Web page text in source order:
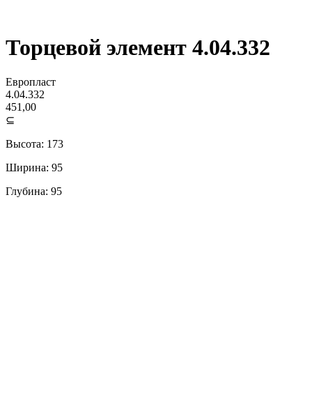
Торцевой элемент 4.04.332
Европласт
4.04.332
451,00
⊆
Высота: 173
Ширина: 95
Глубина: 95